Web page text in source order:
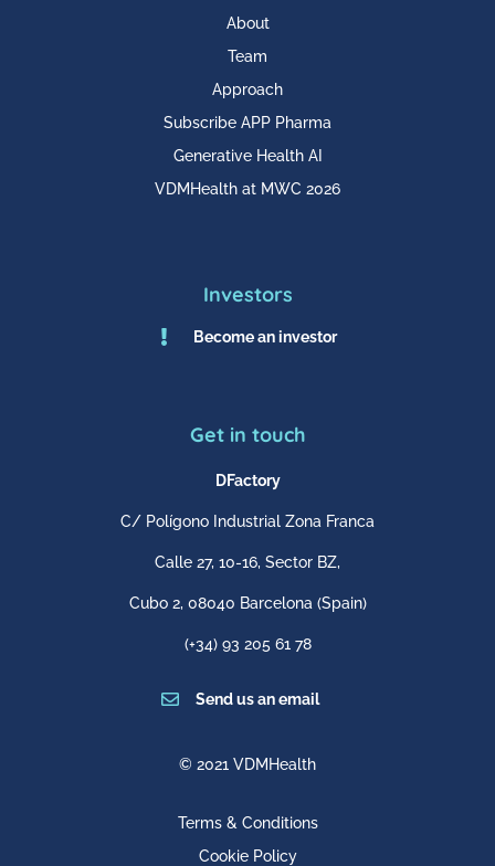
About
Team
Approach
Subscribe APP Pharma
Generative Health AI
VDMHealth at MWC 2026
Investors
 Become an investor
Get in touch
DFactory
C/ Polígono Industrial Zona Franca
Calle 27, 10-16, Sector BZ,
Cubo 2, 08040 Barcelona (Spain)
(+34) 93 205 61 78
 Send us an email
© 2021 VDMHealth
Terms & Conditions
Cookie Policy